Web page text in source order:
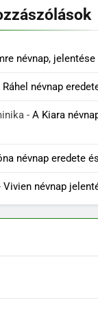
névnap,
Ráhel névnap
- A Kiara
névnap eredete
Vivien névnap